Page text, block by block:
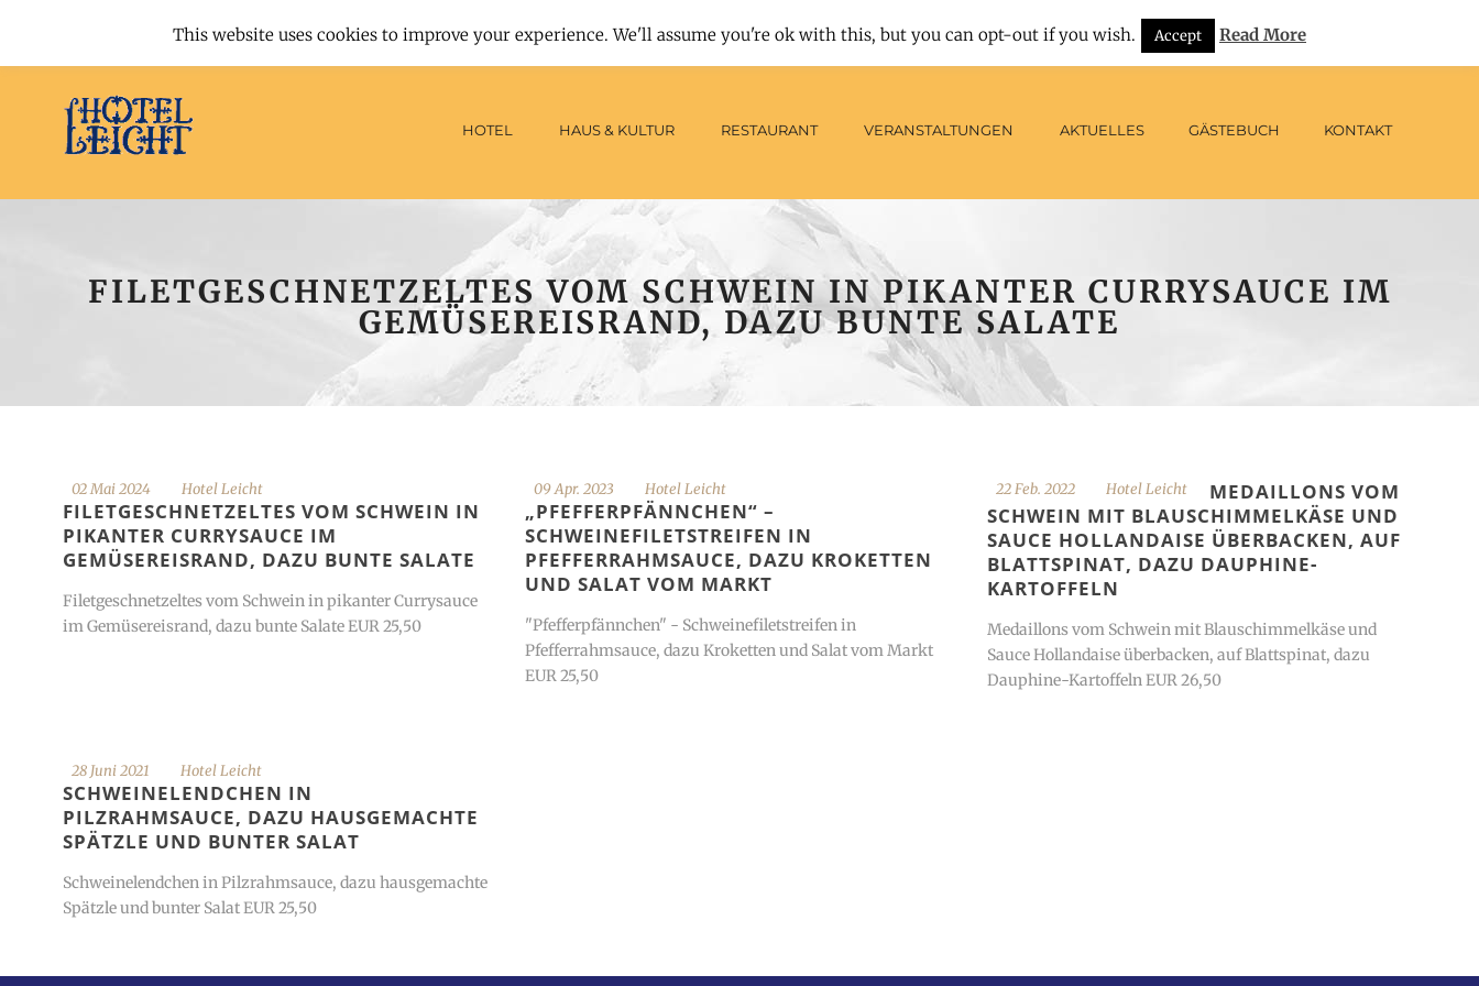
Hotel: 0 - 24 Uhr |Tisch reservieren | Tel: + 49 - (0) 93 02 / 9 14 - 0 | E-Mail: info@hotel-leicht.de Deutsch
HOTEL HAUS & KULTUR RESTAURANT VERANSTALTUNGEN AKTUELLES GÄSTEBUCH KONTAKT
FILETGESCHNETZELTES VOM SCHWEIN IN PIKANTER CURRYSAUCE IM
GEMÜSEREISRAND, DAZU BUNTE SALATE
02 Mai 2024 Hotel Leicht
FILETGESCHNETZELTES VOM SCHWEIN IN
PIKANTER CURRYSAUCE IM
GEMÜSEREISRAND, DAZU BUNTE SALATE
Filetgeschnetzeltes vom Schwein in pikanter Currysauce
im Gemüsereisrand, dazu bunte Salate EUR 25,50
09 Apr. 2023 Hotel Leicht
„PFEFFERPFÄNNCHEN“ –
SCHWEINEFILETSTREIFEN IN
PFEFFERRAHMSAUCE, DAZU KROKETTEN
UND SALAT VOM MARKT
"Pfefferpfännchen" - Schweinefiletstreifen in
Pfefferrahmsauce, dazu Kroketten und Salat vom Markt
EUR 25,50
22 Feb. 2022 Hotel Leicht
MEDAILLONS VOM
SCHWEIN MIT BLAUSCHIMMELKÄSE UND
SAUCE HOLLANDAISE ÜBERBACKEN, AUF
BLATTSPINAT, DAZU DAUPHINE-
KARTOFFELN
Medaillons vom Schwein mit Blauschimmelkäse und
Sauce Hollandaise überbacken, auf Blattspinat, dazu
Dauphine-Kartoffeln EUR 26,50
28 Juni 2021 Hotel Leicht
SCHWEINELENDCHEN IN
PILZRAHMSAUCE, DAZU HAUSGEMACHTE
SPÄTZLE UND BUNTER SALAT
Schweinelendchen in Pilzrahmsauce, dazu hausgemachte
Spätzle und bunter Salat EUR 25,50
This website uses cookies to improve your experience. We'll assume you're ok with this, but you can opt-out if you wish. Accept Read More